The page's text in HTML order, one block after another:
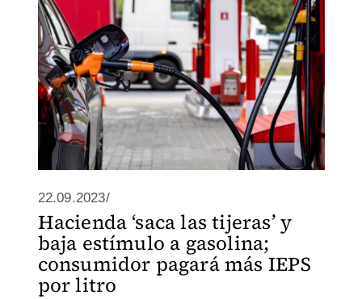
22.09.2023/
Hacienda ‘saca las tijeras’ y
baja estímulo a gasolina;
consumidor pagará más IEPS
por litro